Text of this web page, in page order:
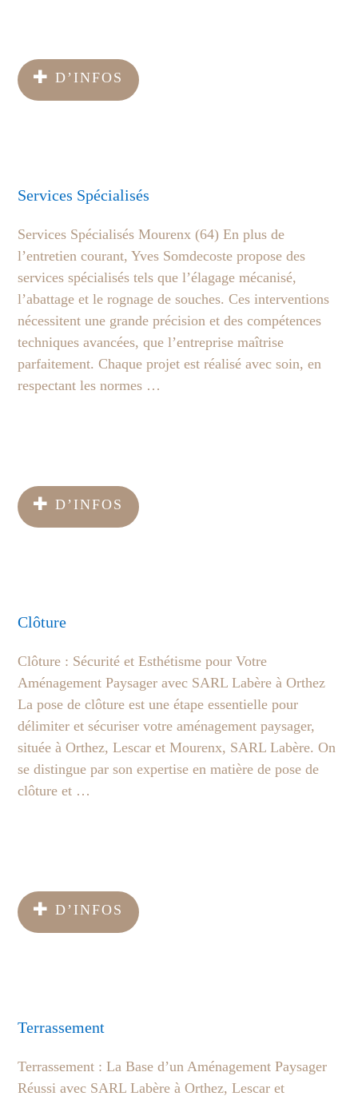
D’INFOS
Services Spécialisés
Services Spécialisés Mourenx (64) En plus de
l’entretien courant, Yves Somdecoste propose des
services spécialisés tels que l’élagage mécanisé,
l’abattage et le rognage de souches. Ces interventions
nécessitent une grande précision et des compétences
techniques avancées, que l’entreprise maîtrise
parfaitement. Chaque projet est réalisé avec soin, en
respectant les normes …
D’INFOS
Clôture
Clôture : Sécurité et Esthétisme pour Votre
Aménagement Paysager avec SARL Labère à Orthez
La pose de clôture est une étape essentielle pour
délimiter et sécuriser votre aménagement paysager,
située à Orthez, Lescar et Mourenx, SARL Labère. On
se distingue par son expertise en matière de pose de
clôture et …
D’INFOS
Terrassement
Terrassement : La Base d’un Aménagement Paysager
Réussi avec SARL Labère à Orthez, Lescar et